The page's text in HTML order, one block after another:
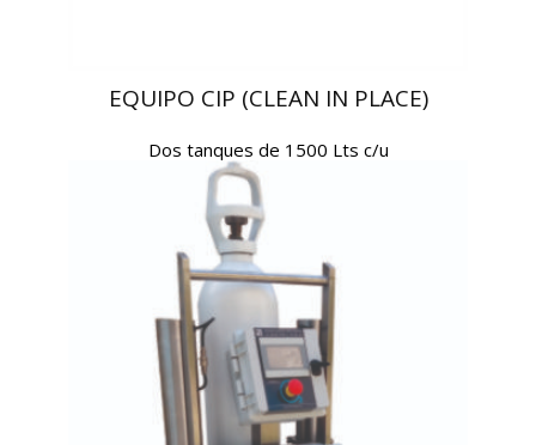
EQUIPO CIP (CLEAN IN PLACE)
Dos tanques de 1500 Lts c/u